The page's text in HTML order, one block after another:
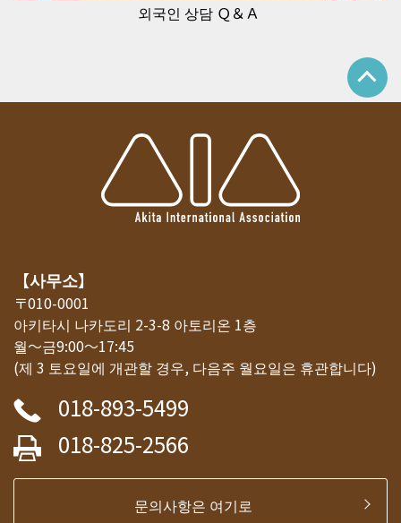
외국인 상담 Ｑ＆Ａ
【사무소】
〒010-0001
아키타시 나카도리 2-3-8 아토리온 1층
월～금9:00～17:45
(제 3 토요일에 개관할 경우, 다음주 월요일은 휴관합니다)
018-893-5499
018-825-2566
문의사항은 여기로